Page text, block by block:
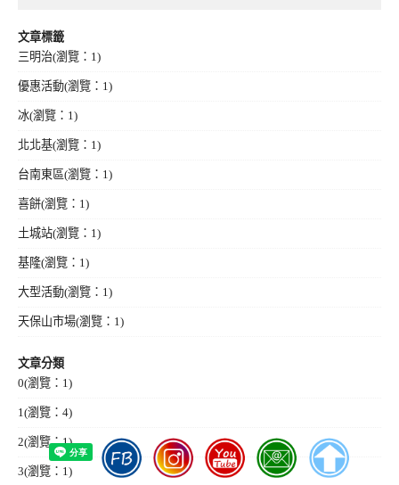
文章標籤
三明治(瀏覽：1)
優惠活動(瀏覽：1)
冰(瀏覽：1)
北北基(瀏覽：1)
台南東區(瀏覽：1)
喜餅(瀏覽：1)
土城站(瀏覽：1)
基隆(瀏覽：1)
大型活動(瀏覽：1)
天保山市場(瀏覽：1)
文章分類
0(瀏覽：1)
1 (瀏覽：4)
2(瀏覽：1)
3(瀏覽：1)